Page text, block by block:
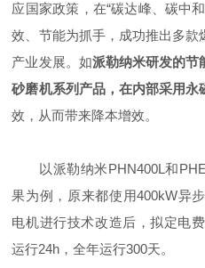
应国家政策，在“碳达峰、碳中
效、节能为抓手，成功推出多
产业发展。如派勒纳米研发的节
砂磨机系列产品，在内部采用永
效，从而带来降本增效。
以派勒纳米PHN400L和
果为例，原来都使用400kW异
电机进行技术改造后，拟定电
运行24h，全年运行300天。